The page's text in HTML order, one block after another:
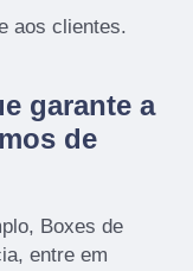
aos clientes.
garante a
de
Boxes de
entre em